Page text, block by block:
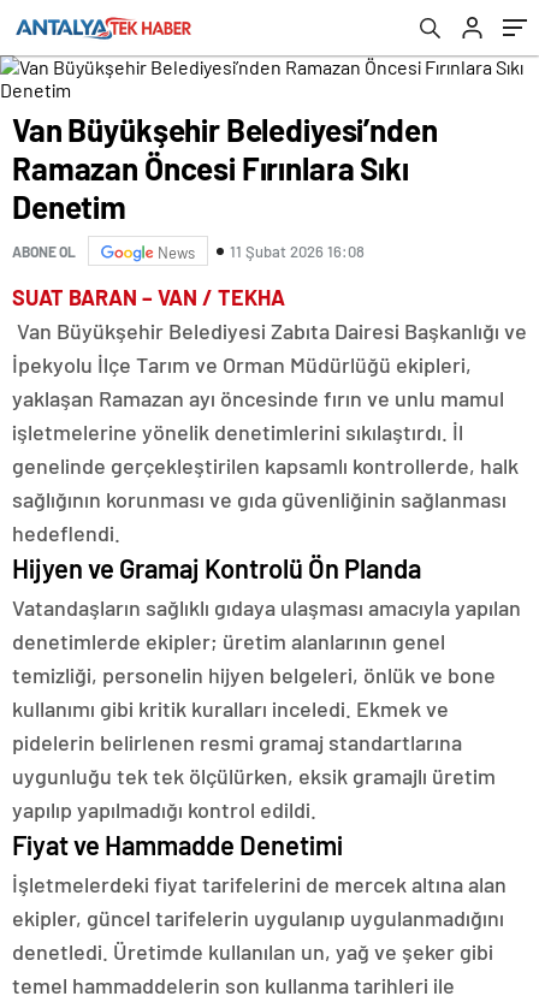
Van Büyükşehir Belediyesi’nden
Ramazan Öncesi Fırınlara Sıkı
Denetim
ABONE OL News 11 Şubat 2026 16:08
SUAT BARAN – VAN / TEKHA
Van Büyükşehir Belediyesi Zabıta Dairesi Başkanlığı ve
İpekyolu İlçe Tarım ve Orman Müdürlüğü ekipleri,
yaklaşan Ramazan ayı öncesinde fırın ve unlu mamul
işletmelerine yönelik denetimlerini sıkılaştırdı. İl
genelinde gerçekleştirilen kapsamlı kontrollerde, halk
sağlığının korunması ve gıda güvenliğinin sağlanması
hedeflendi.
Hijyen ve Gramaj Kontrolü Ön Planda
Vatandaşların sağlıklı gıdaya ulaşması amacıyla yapılan
denetimlerde ekipler; üretim alanlarının genel
temizliği, personelin hijyen belgeleri, önlük ve bone
kullanımı gibi kritik kuralları inceledi. Ekmek ve
pidelerin belirlenen resmi gramaj standartlarına
uygunluğu tek tek ölçülürken, eksik gramajlı üretim
yapılıp yapılmadığı kontrol edildi.
Fiyat ve Hammadde Denetimi
İşletmelerdeki fiyat tarifelerini de mercek altına alan
ekipler, güncel tarifelerin uygulanıp uygulanmadığını
denetledi. Üretimde kullanılan un, yağ ve şeker gibi
temel hammaddelerin son kullanma tarihleri ile